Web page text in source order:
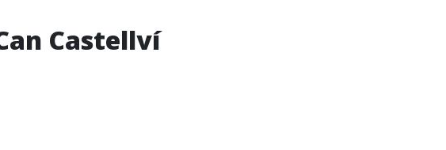
Castellví